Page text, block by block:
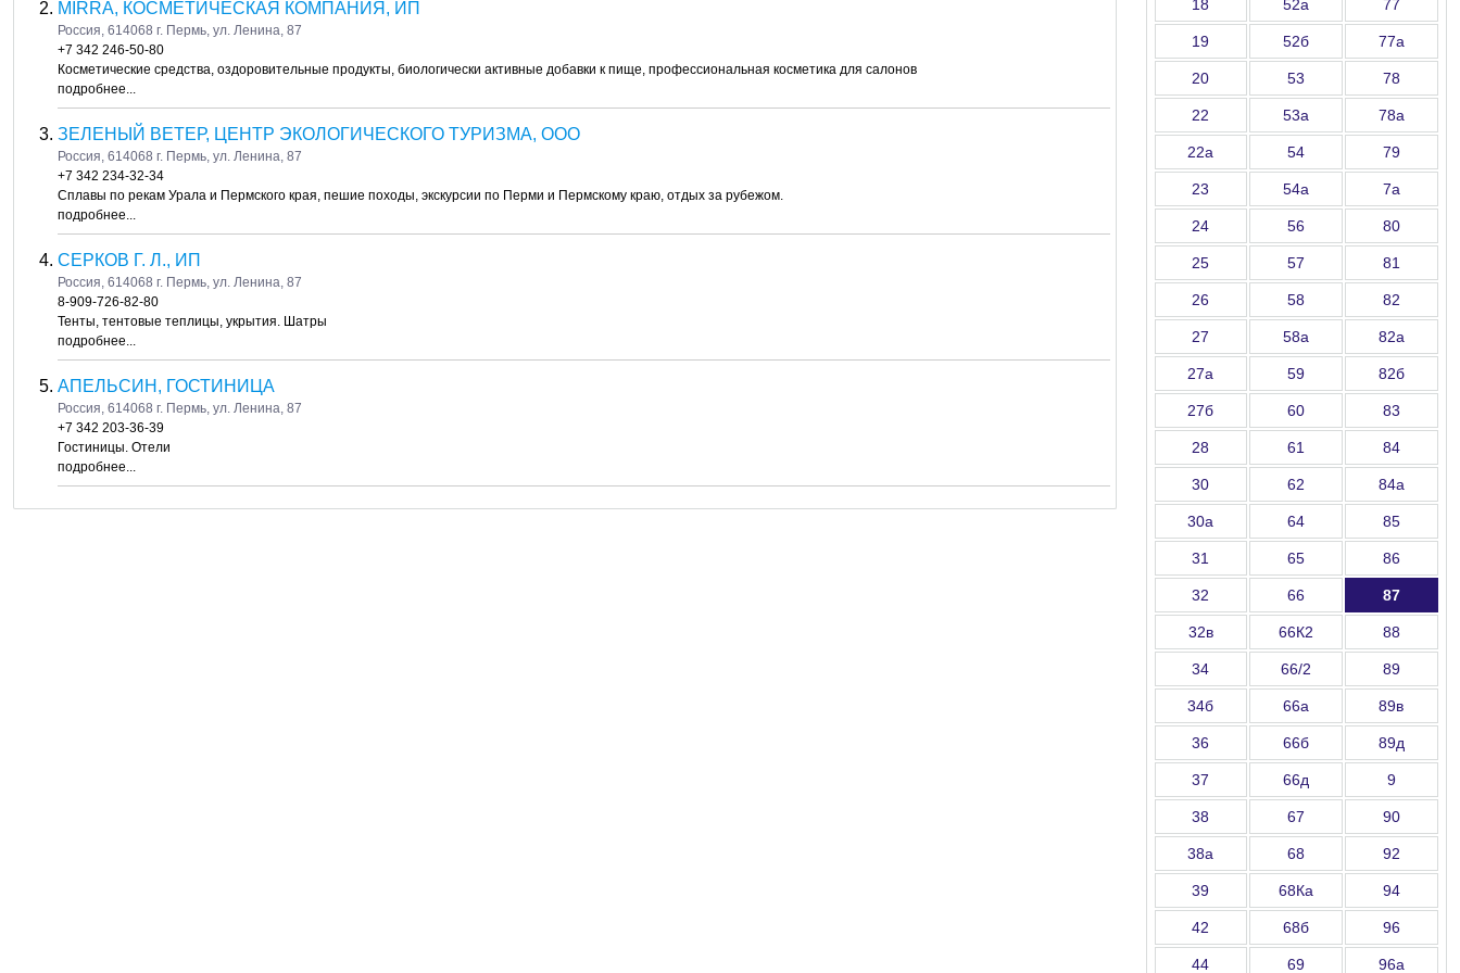
MIRRA, КОСМЕТИЧЕСКАЯ КОМПАНИЯ, ИП
Россия, 614068 г. Пермь, ул. Ленина, 87
+7 342 246-50-80
Косметические средства, оздоровительные продукты, биологически активные добавки к пище, профессиональная косметика для салонов
подробнее...
ЗЕЛЕНЫЙ ВЕТЕР, ЦЕНТР ЭКОЛОГИЧЕСКОГО ТУРИЗМА, ООО
Россия, 614068 г. Пермь, ул. Ленина, 87
+7 342 234-32-34
Сплавы по рекам Урала и Пермского края, пешие походы, экскурсии по Перми и Пермскому краю, отдых за рубежом.
подробнее...
СЕРКОВ Г. Л., ИП
Россия, 614068 г. Пермь, ул. Ленина, 87
8-909-726-82-80
Тенты, тентовые теплицы, укрытия. Шатры
подробнее...
АПЕЛЬСИН, ГОСТИНИЦА
Россия, 614068 г. Пермь, ул. Ленина, 87
+7 342 203-36-39
Гостиницы. Отели
подробнее...
18 52а 77
19 52б 77а
20 53 78
22 53а 78а
22а 54 79
23 54а 7а
24 56 80
25 57 81
26 58 82
27 58а 82а
27а 59 82б
27б 60 83
28 61 84
30 62 84а
30а 64 85
31 65 86
32 66 87
32в 66К2 88
34 66/2 89
34б 66а 89в
36 66б 89д
37 66д 9
38 67 90
38а 68 92
39 68Ка 94
42 68б 96
44 69 96а